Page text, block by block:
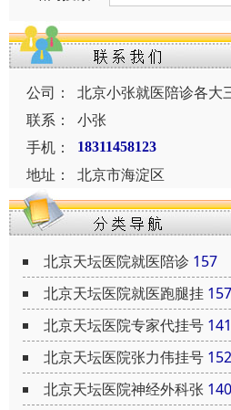
公司：
北京小张就医陪诊各大
联系：
小张
手机：
18311458123
地址： 北京市海淀区
北京天坛医院就医陪诊 157
北京天坛医院就医跑腿挂 157
北京天坛医院专家代挂号 141
北京天坛医院张力伟挂号 152
北京天坛医院神经外科张 140